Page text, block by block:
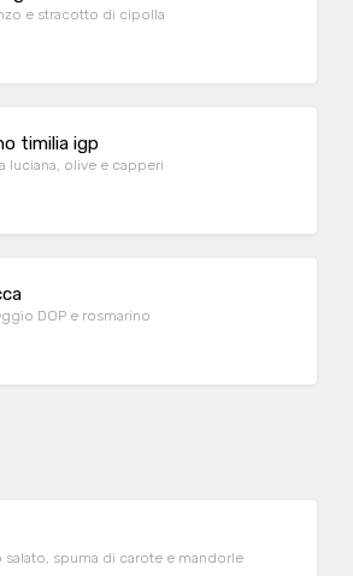
e stracotto di cipolla
timilia igp
luciana, olive e capperi
DOP e rosmarino
salato, spuma di carote e mandorle